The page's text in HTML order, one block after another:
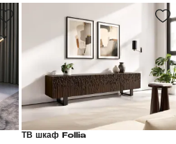
ТВ шкаф Follia